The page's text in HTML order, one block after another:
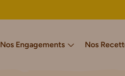
Nos Engagements Nos